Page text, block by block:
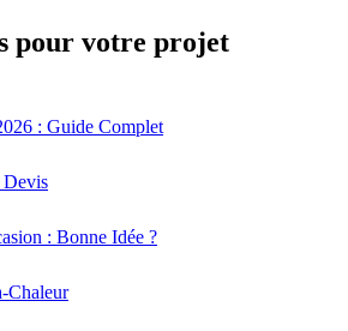
pour votre projet
: Guide Complet
Devis
: Bonne Idée ?
Chaleur